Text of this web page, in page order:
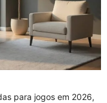
para jogos em 2026,